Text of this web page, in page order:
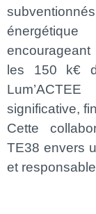
les 150 k€
significative,
Cette
TE38 envers
et